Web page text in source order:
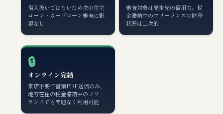
借入扱いではないため次の住宅
ローン・カードローン審査に影
響なし
審査対象は売掛先の信用力。税
金滞納中のフリーランスの財務
状況は二次的
🔒
オンライン完結
来店不要で書類PDF送信のみ、
地方在住の税金滞納中のフリー
ランスでも問題なく利用可能